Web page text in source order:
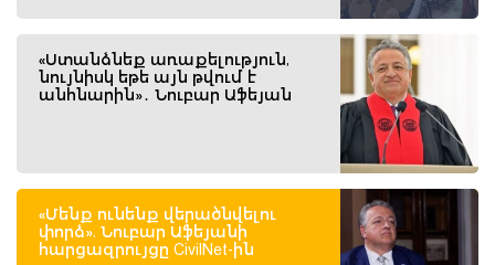
«Ստանձնեք առաքելություն,
նույնիսկ եթե այն թվում է
անհնարին»․ Նուբար Աֆեյան
«Մենք ունենք վերածնվելու
փորձ». Նուբար Աֆեյանի
հարցազրույցը CivilNet-ին